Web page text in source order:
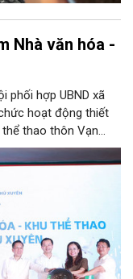
Nhà văn hóa -
phối hợp UBND xã
hoạt động thiết
thao thôn Vạn